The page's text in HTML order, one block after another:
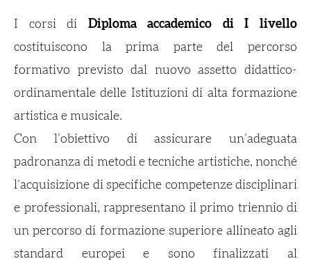
I corsi di Diploma accademico di I livello
costituiscono la prima parte del percorso
formativo previsto dal nuovo assetto didattico-
ordinamentale delle Istituzioni di alta formazione
artistica e musicale.
Con l’obiettivo di assicurare un’adeguata
padronanza di metodi e tecniche artistiche, nonché
l’acquisizione di specifiche competenze disciplinari
e professionali, rappresentano il primo triennio di
un percorso di formazione superiore allineato agli
standard europei e sono finalizzati al